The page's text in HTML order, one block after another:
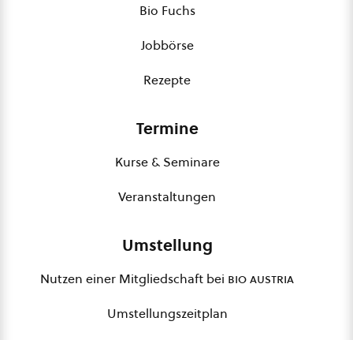
Bio Fuchs
Jobbörse
Rezepte
Termine
Kurse & Seminare
Veranstaltungen
Umstellung
Nutzen einer Mitgliedschaft bei bio austria
Umstellungszeitplan